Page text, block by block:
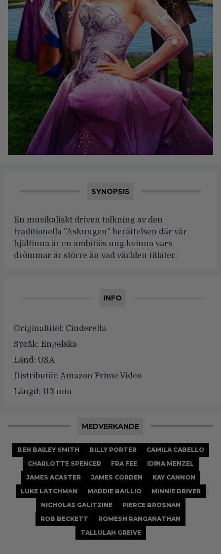
SYNOPSIS
En musikaliskt driven tolkning av den
traditionella ”Askungen”-berättelsen där vår
hjältinna är en ambitiös ung kvinna vars
drömmar är större än vad världen tillåter.
INFO
Originaltitel: Cinderella
Språk: Engelska
Land: USA
Distributör: Amazon Prime Video
Längd: 113 min
MEDVERKANDE
BEN BAILEY SMITH BILLY PORTER
CAMILA CABELLO
CHARLOTTE SPENCER
FRA FEE
IDINA MENZEL
JAMES ACASTER
JAMES CORDEN
KAY CANNON
LUKE LATCHMAN
MADDIE BAILLIO
MINNIE DRIVER
NICHOLAS GALITZINE
PIERCE BROSNAN
ROB BECKETT
ROMESH RANGANATHAN
TALLULAH GREIVE